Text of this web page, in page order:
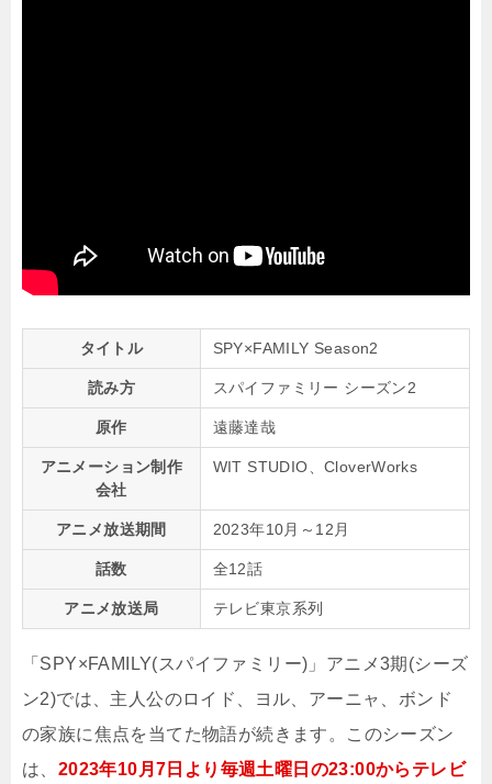
タイトル SPY×FAMILY Season2
読み方 スパイファミリー シーズン2
原作 遠藤達哉
アニメーション制作
会社
WIT STUDIO、CloverWorks
アニメ放送期間 2023年10月～12月
話数 全12話
アニメ放送局 テレビ東京系列
「SPY×FAMILY(スパイファミリー)」アニメ3期(シーズ
ン2)では、主人公のロイド、ヨル、アーニャ、ボンド
の家族に焦点を当てた物語が続きます。このシーズン
は、 2023年10月7日より毎週土曜日の23:00からテレビ